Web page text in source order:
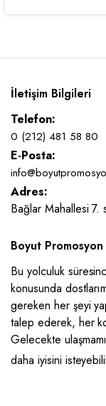
İletişim Bilgileri
Telefon:
0 (212) 481 58 80
E-Posta:
Adres:
Bağlar Mahallesi 7.
Boyut Promosyon
Bu yolculuk
konusunda
gereken her şeyi
talep ederek, her
Gelecekte
daha iyisini